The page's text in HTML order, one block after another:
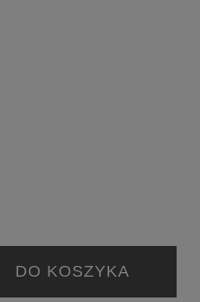
DO KOSZYKA